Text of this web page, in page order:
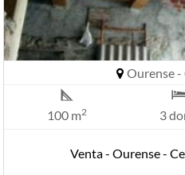
Ourense
100 m2 3
Venta - Ourense -